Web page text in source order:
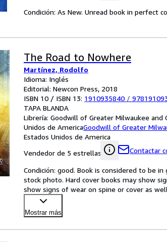
Condición: As New. Unread book in perfect
The Road to Nowhere
Martínez, Rodolfo
Idioma: Inglés
Editorial: Newcon Press, 2018
ISBN 10 / ISBN 13: 1910935840 /
TAPA BLANDA
Librería: Goodwill of Greater Milwaukee and
Unidos de AmericaGoodwill of Greater
Estados Unidos de America
Vendedor de 5 estrellas
Contactar
Condición: good. Book is considered to be
stock photo. Hard cover books may show
show signs of wear on spine or cover as
Mostrar más